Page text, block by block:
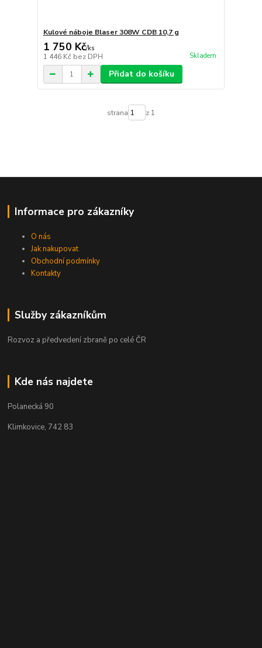
Kulové náboje Blaser 308W CDB 10,7 g
1 750 Kč/ks
1 446 Kč bez DPH Skladem
Přidat do košíku
strana z 1
Informace pro zákazníky
O nás
Jak nakupovat
Obchodní podmínky
Kontakty
Služby zákazníkům
Rozvoz a předvedení zbraně po celé ČR
Kde nás najdete
Polanecká 90
Klimkovice, 742 83